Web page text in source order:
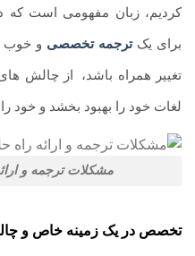
کردیم، زبان مفهومی است که
برای یکترجمه تخصصی و خوب
تغییر همراه باشد، از چالش
لغات خود را بهبود بخشد و خود را
مشکلات ترجمه و
تخصص در یک زمینه خاص و